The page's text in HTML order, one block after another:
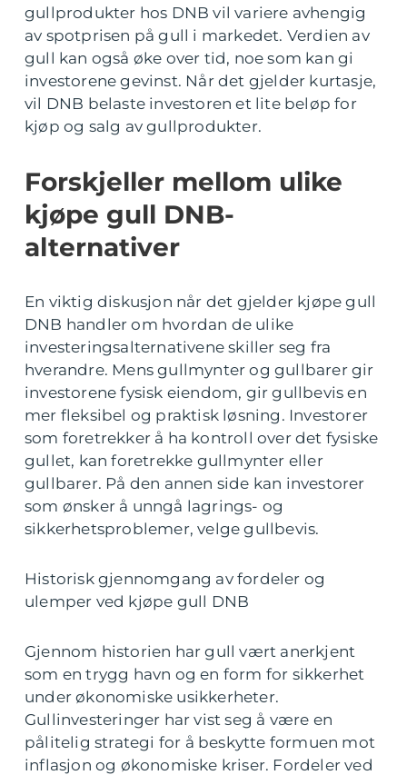
gullprodukter hos DNB vil variere avhengig
av spotprisen på gull i markedet. Verdien av
gull kan også øke over tid, noe som kan gi
investorene gevinst. Når det gjelder kurtasje,
vil DNB belaste investoren et lite beløp for
kjøp og salg av gullprodukter.
Forskjeller mellom ulike
kjøpe gull DNB-
alternativer
En viktig diskusjon når det gjelder kjøpe gull
DNB handler om hvordan de ulike
investeringsalternativene skiller seg fra
hverandre. Mens gullmynter og gullbarer gir
investorene fysisk eiendom, gir gullbevis en
mer fleksibel og praktisk løsning. Investorer
som foretrekker å ha kontroll over det fysiske
gullet, kan foretrekke gullmynter eller
gullbarer. På den annen side kan investorer
som ønsker å unngå lagrings- og
sikkerhetsproblemer, velge gullbevis.
Historisk gjennomgang av fordeler og
ulemper ved kjøpe gull DNB
Gjennom historien har gull vært anerkjent
som en trygg havn og en form for sikkerhet
under økonomiske usikkerheter.
Gullinvesteringer har vist seg å være en
pålitelig strategi for å beskytte formuen mot
inflasjon og økonomiske kriser. Fordeler ved